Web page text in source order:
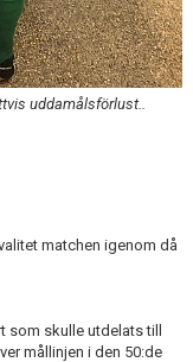
uddamålsförlust..
matchen igenom då
som skulle utdelats till
mållinjen i den 50:de